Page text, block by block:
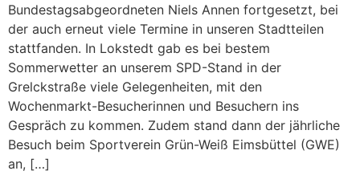
Bundestagsabgeordneten Niels Annen fortgesetzt, bei
der auch erneut viele Termine in unseren Stadtteilen
stattfanden. In Lokstedt gab es bei bestem
Sommerwetter an unserem SPD-Stand in der
Grelckstraße viele Gelegenheiten, mit den
Wochenmarkt-Besucherinnen und Besuchern ins
Gespräch zu kommen. Zudem stand dann der jährliche
Besuch beim Sportverein Grün-Weiß Eimsbüttel (GWE)
an, […]